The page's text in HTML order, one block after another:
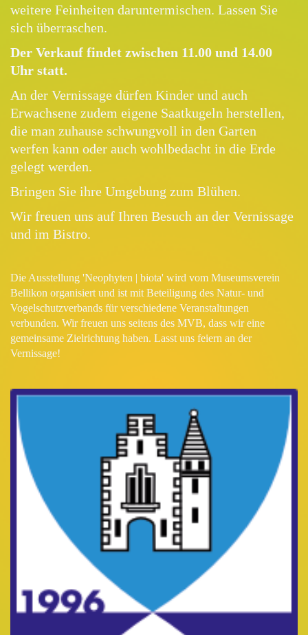
weitere Feinheiten daruntermischen. Lassen Sie
sich überraschen.
Der Verkauf findet zwischen 11.00 und 14.00
Uhr statt.
An der Vernissage dürfen Kinder und auch
Erwachsene zudem eigene Saatkugeln herstellen,
die man zuhause schwungvoll in den Garten
werfen kann oder auch wohlbedacht in die Erde
gelegt werden.
Bringen Sie ihre Umgebung zum Blühen.
Wir freuen uns auf Ihren Besuch an der Vernissage
und im Bistro.
Die Ausstellung 'Neophyten | biota' wird vom Museumsverein
Bellikon organisiert und ist mit Beteiligung des Natur- und
Vogelschutzverbands für verschiedene Veranstaltungen
verbunden. Wir freuen uns seitens des MVB, dass wir eine
gemeinsame Zielrichtung haben. Lasst uns feiern an der
Vernissage!